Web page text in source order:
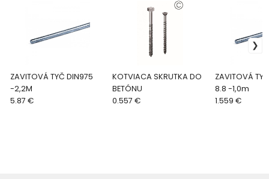
ZAVITOVÁ TYČ DIN975
-2,2M
5.87 €
KOTVIACA SKRUTKA DO
BETÓNU
0.557 €
ZAVITOVÁ
8.8 -1,0m
1.559 €